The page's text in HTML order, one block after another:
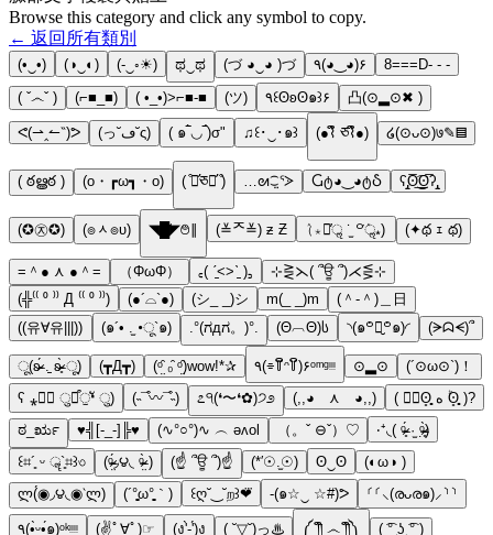
Browse this category and click any symbol to copy.
← 返回所有類別
(•‿•) (◑‿◐) (-‿◦☀) ಥ‿ಥ (づ ◕‿◕ )づ ٩(◕‿◕)۶
8===D- - -
( ˇ෴ˇ )
(⌐■_■) ( •_•)>⌐■-■ (ツ) ٩꒰ʘʚʘ๑꒱۶ 凸(⊙▂⊙✖ )
ᕙ(⇀‸↼‶)ᕗ (っ˘ڡ˘ς) ( ๑‾̀◡‾́)σ" ♫꒰･‿･๑꒱ (●⌇ຶ ཅ⌇ຶ●) ໒(⊙ᴗ⊙)७✎▤
( ఠൠఠ ) (o・┏ω┓・o) ( ͒꒪̛ཅ꒪̛ ͒) …ᘛ⁐̤ᕐᐷ Ⴚტ◕‿◕ტჂ ʕ̡̢̡ʘ̅͟͜͡ʘ̲̅ʔ̢̡̢
(✪㉨✪) (๏ᆺ๏υ) ◥█̆̈◤࿉∥ (≚ᄌ≚) ƶ Ƶ (ٛ⁎꒪̕ॢ ˙̫ ꒪ٛ̕ॢ⁎) (✦థ ｪ థ)
=＾● ⋏ ●＾= （ΦωΦ） ꜀( ˊ̠˂˃ˋ̠ )꜆
⊹⋛⋋( ՞ਊ ՞)⋌⋚⊹
(╬⁽⁽ ⁰ ⁾⁾ Д ⁽⁽ ⁰ ⁾⁾)
(●´⌓`●) (シ_ _)シ m(_ _)m
(＾-＾)＿日
((유∀유|||))
(๑´• .̫ •ू`๑) .°(ಗдಗ。)°. (Θ︹Θ)ს ◝(๑꒪່౪̮꒪່๑)◜ (ᗒᗣᗕ)՞
ू(ʚ̴̶̷́ .̠ ʚ̴̶̷̥̀ ू) (┳Д┳) (ᵒ̤̑ ₀̑ ᵒ̤̑)wow!*✰ ٩(⌯꒦ິ̆ᵔ꒦ິ)۶ᵒᵐᵍᵎᵎᵎ ⊙▂⊙
(´⊙ω⊙`)！
ʕ ⁎❛ั ुꈊ͒ੁ❛ั ु)
(˵¯͒〰¯͒˵) ೭੧(❛〜❛✿)੭೨ (,,◕ ⋏ ◕,,)
( ؕؔʘ̥̥̥̥ ه ؔؕʘ̥̥̥̥ )?
ಠ_ರೃ
♥╣[-_-]╠♥ (∿°○°)∿ ︵ ǝʌol （。ˇ ⊖ˇ）♡
‧⁺◟( ᵒ̴̶̷̥́ ·̫ ᵒ̴̶̷̣̥̀)
꒰⌗´͈ ᵕ ॣ`͈⌗꒱৩
(ᵒ̴̶̷̤́◞౪◟ ᵒ̴̶̷̤̀ ) (☝ ՞ਊ ՞)☝ (*′☉.̫☉) ʘ‿ʘ
(◐ω◑ )
ლ(́◉◞౪◟◉‵ლ)
(´°̥̥̥̥̥̥̥̥ω°̥̥̥̥̥̥̥̥｀) ꒰ღ˘‿˘ற꒱❤⃛ -(๑☆‿ ☆#)ᕗ ⸂⸂⸜(രᴗര๑)⸝⸃⸃
٩(•̤̀ᵕ•̤́๑)ᵒᵏᵎᵎᵎᵎ (✌ﾟ∀ﾟ)☞ (ง'̀-'́)ง ( ˘▽˘)っ♨ ༼ ༎ຶ ෴ ༎ຶ༽ ( ͡° ͜ʖ ͡° )